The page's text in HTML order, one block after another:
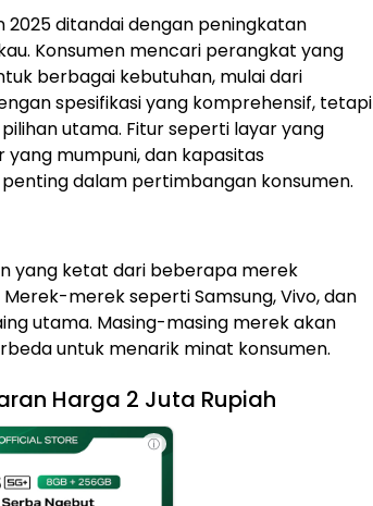
ⓘ
ditandai dengan peningkatan
Konsumen mencari perangkat yang
berbagai kebutuhan, mulai dari
spesifikasi yang komprehensif, tetapi
utama. Fitur seperti layar yang
mumpuni, dan kapasitas
dalam pertimbangan konsumen.
yang ketat dari beberapa merek
merek seperti Samsung, Vivo, dan
utama. Masing-masing merek akan
untuk menarik minat konsumen.
Harga 2 Juta Rupiah
ⓘ